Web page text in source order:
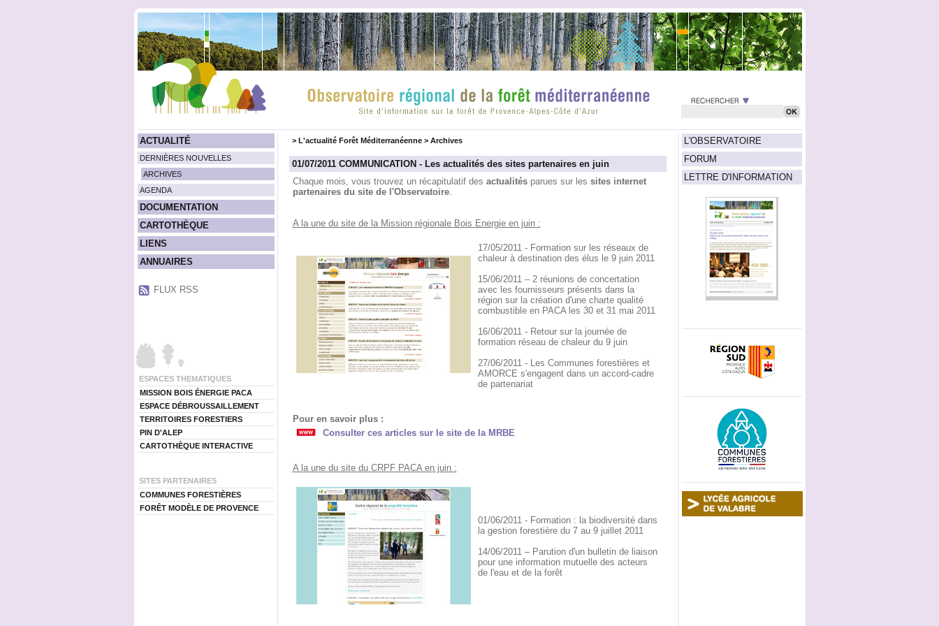
ACTUALITÉ
DERNIÈRES NOUVELLES
ARCHIVES
AGENDA
DOCUMENTATION
CARTOTHÈQUE
LIENS
ANNUAIRES
FLUX RSS
ESPACES THEMATIQUES
MISSION BOIS ÉNERGIE PACA
ESPACE DÉBROUSSAILLEMENT
TERRITOIRES FORESTIERS
PIN D'ALEP
CARTOTHÈQUE INTERACTIVE
SITES PARTENAIRES
COMMUNES FORESTIÈRES
FORÊT MODÈLE DE PROVENCE
L'OBSERVATOIRE
FORUM
LETTRE D'INFORMATION
> L'actualité Forêt Méditerranéenne> Archives
01/07/2011 COMMUNICATION - Les actualités des sites partenaires en juin
Chaque mois, vous trouvez un récapitulatif des actualitésparues sur les sites internet
partenaires du site de l'Observatoire.
A la une du site de la Mission régionale Bois Energie en juin :
17/05/2011 - Formation sur les réseaux de
chaleur à destination des élus le 9 juin 2011
15/06/2011 – 2 réunions de concertation
avec les fournisseurs présents dans la
région sur la création d'une charte qualité
combustible en PACA les 30 et 31 mai 2011
16/06/2011 - Retour sur la journée de
formation réseau de chaleur du 9 juin
27/06/2011 - Les Communes forestières et
AMORCE s'engagent dans un accord-cadre
de partenariat
Pour en savoir plus :
Consulter ces articles sur le site de la MRBE
A la une du site du CRPF PACA en juin :
01/06/2011 - Formation : la biodiversité dans
la gestion forestière du 7 au 9 juillet 2011
14/06/2011 – Parution d'un bulletin de liaison
pour une information mutuelle des acteurs
de l'eau et de la forêt